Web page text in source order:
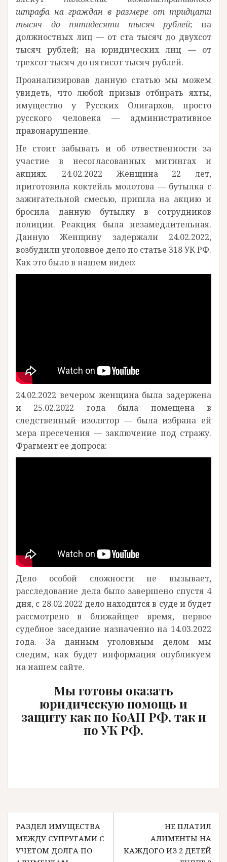
штрафа на граждан в размере от тридцати
тысяч до пятидесяти тысяч рублей; на
должностных лиц — от ста тысяч до двухсот
тысяч рублей; на юридических лиц — от
трехсот тысяч до пятисот тысяч рублей.
Проанализировав данную статью мы можем
увидеть, что любой призыв отбирать яхты,
имущество у Русских Олигархов, просто
русского человека — административное
правонарушение.
Не стоит забывать и об отвественности за
участие в несогласованных митингах и
акциях. 24.02.2022 Женщина 22 лет,
приготовила коктейль молотова — бутылка с
зажигательной смесью, пришла на акцию и
бросила данную бутылку в сотрудников
полиции. Реакция была незамедлительная.
Данную Женщину задержали 24.02.2022,
возбудили уголовное дело по статье 318 УК РФ.
Как это было в нашем видео:
24.02.2022 вечером женщина была задержена
и 25.02.2022 года была помещена в
следственный изолятор — была избрана ей
мера пресечения — заключение под стражу.
Фрагмент ее допроса:
Дело особой сложности не вызывает,
расследование дела было завершено спустя 4
дня, с 28.02.2022 дело находится в суде и будет
рассмотрено в ближайщее время, первое
судебное заседание назначенно на 14.03.2022
года. За данным уголовным делом мы
следим, как будет информация опубликуем
на нашем сайте.
Мы готовы оказать
юридическую помощь и
защиту как по КоАП РФ, так и
по УК РФ.
Навигация
по
записям
РАЗДЕЛ ИМУЩЕСТВА
МЕЖДУ СУПРУГАМИ С
УЧЕТОМ ДОЛГА ПО
НЕ ПЛАТИЛ
АЛИМЕНТЫ НА
КАЖДОГО ИЗ 2 ДЕТЕЙ